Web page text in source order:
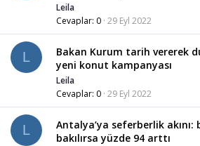
Leila
Cevaplar 0 29 Eyl 2022
L
Bakan Kurum tarih vererek
yeni konut kampanyası
Leila
Cevaplar 0 29 Eyl 2022
L
Antalya’ya seferberlik
bakılırsa yüzde 94 arttı